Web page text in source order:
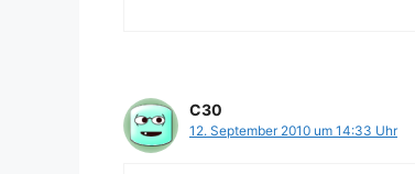
C30
12. September 2010 um 14:33 Uhr